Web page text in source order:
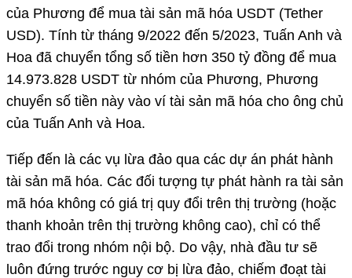
của Phương để mua tài sản mã hóa USDT (Tether
USD). Tính từ tháng 9/2022 đến 5/2023, Tuấn Anh và
Hoa đã chuyển tổng số tiền hơn 350 tỷ đồng để mua
14.973.828 USDT từ nhóm của Phương, Phương
chuyển số tiền này vào ví tài sản mã hóa cho ông chủ
của Tuấn Anh và Hoa.
Tiếp đến là các vụ lừa đảo qua các dự án phát hành
tài sản mã hóa. Các đối tượng tự phát hành ra tài sản
mã hóa không có giá trị quy đổi trên thị trường (hoặc
thanh khoản trên thị trường không cao), chỉ có thể
trao đổi trong nhóm nội bộ. Do vậy, nhà đầu tư sẽ
luôn đứng trước nguy cơ bị lừa đảo, chiếm đoạt tài